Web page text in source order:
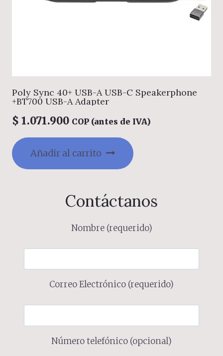
Poly Sync 40+ USB-A USB-C Speakerphone
+BT700 USB-A Adapter
$ 1.071.900 COP (antes de IVA)
Añadir al carrito
Contáctanos
Nombre (requerido)
Correo Electrónico (requerido)
Número telefónico (opcional)